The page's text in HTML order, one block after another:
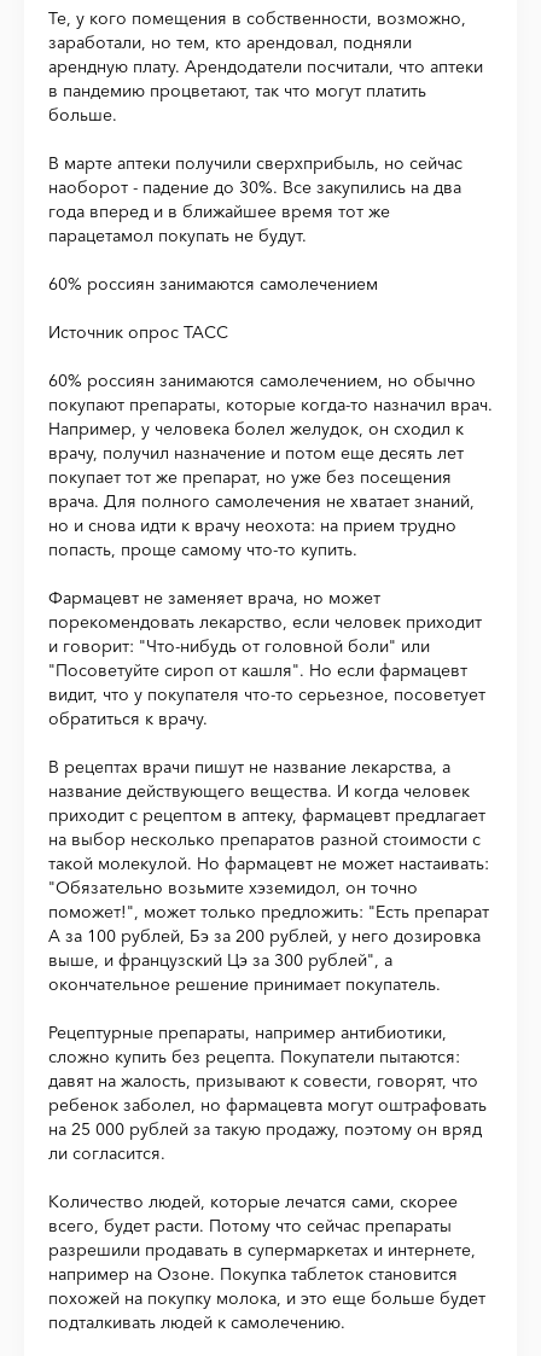
Те, у кого помещения в собственности, возможно,
заработали, но тем, кто арендовал, подняли
арендную плату. Арендодатели посчитали, что аптеки
в пандемию процветают, так что могут платить
больше.
В марте аптеки получили сверхприбыль, но сейчас
наоборот - падение до 30%. Все закупились на два
года вперед и в ближайшее время тот же
парацетамол покупать не будут.
60% россиян занимаются самолечением
Источник опрос ТАСС
60% россиян занимаются самолечением, но обычно
покупают препараты, которые когда-то назначил врач.
Например, у человека болел желудок, он сходил к
врачу, получил назначение и потом еще десять лет
покупает тот же препарат, но уже без посещения
врача. Для полного самолечения не хватает знаний,
но и снова идти к врачу неохота: на прием трудно
попасть, проще самому что-то купить.
Фармацевт не заменяет врача, но может
порекомендовать лекарство, если человек приходит
и говорит: "Что-нибудь от головной боли" или
"Посоветуйте сироп от кашля". Но если фармацевт
видит, что у покупателя что-то серьезное, посоветует
обратиться к врачу.
В рецептах врачи пишут не название лекарства, а
название действующего вещества. И когда человек
приходит с рецептом в аптеку, фармацевт предлагает
на выбор несколько препаратов разной стоимости с
такой молекулой. Но фармацевт не может настаивать:
"Обязательно возьмите хэземидол, он точно
поможет!", может только предложить: "Есть препарат
А за 100 рублей, Бэ за 200 рублей, у него дозировка
выше, и французский Цэ за 300 рублей", а
окончательное решение принимает покупатель.
Рецептурные препараты, например антибиотики,
сложно купить без рецепта. Покупатели пытаются:
давят на жалость, призывают к совести, говорят, что
ребенок заболел, но фармацевта могут оштрафовать
на 25 000 рублей за такую продажу, поэтому он вряд
ли согласится.
Количество людей, которые лечатся сами, скорее
всего, будет расти. Потому что сейчас препараты
разрешили продавать в супермаркетах и интернете,
например на Озоне. Покупка таблеток становится
похожей на покупку молока, и это еще больше будет
подталкивать людей к самолечению.